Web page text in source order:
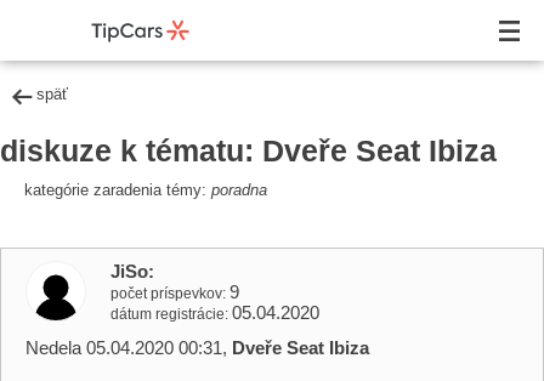
späť
diskuze k tématu: Dveře Seat Ibiza
kategórie zaradenia témy: poradna
JiSo
počet príspevkov 9
dátum registrácie 05.04.2020
Nedela 05.04.2020 00:31, Dveře Seat Ibiza